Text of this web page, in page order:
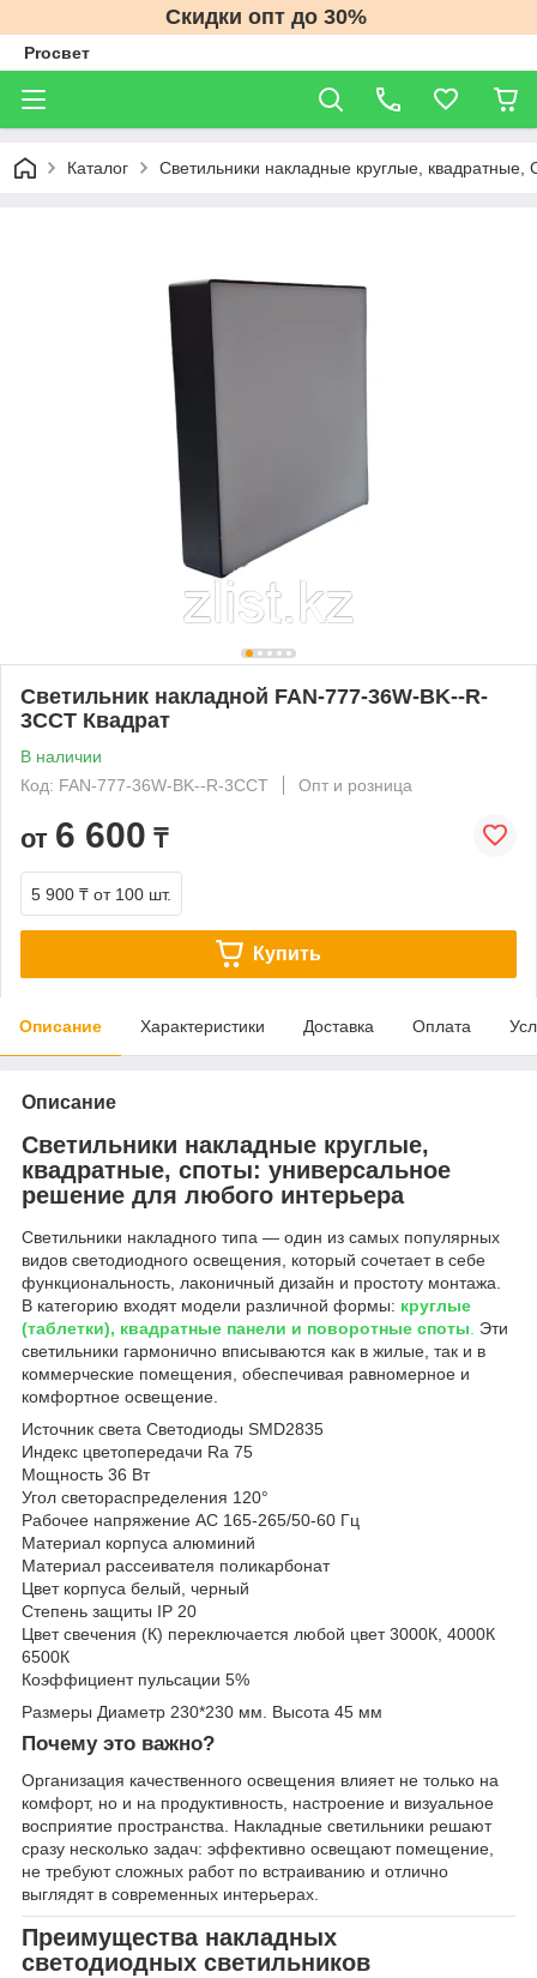
Скидки опт до 30%
Proсвет
Каталог Светильники накладные круглые, квадратные,
Светильник накладной FAN-777-36W-BK--R-
3CCT Квадрат
В наличии
Код: FAN-777-36W-BK--R-3CCT
Опт и розница
от 6 600 ₸
5 900 ₸ от 100 шт.
Купить
Описание Характеристики Доставка Оплата
Описание
Светильники накладные круглые,
квадратные, споты: универсальное
решение для любого интерьера
Светильники накладного типа — один из самых популярных
видов светодиодного освещения, который сочетает в себе
функциональность, лаконичный дизайн и простоту монтажа.
В категорию входят модели различной формы: круглые
(таблетки), квадратные панели и поворотные споты. Эти
светильники гармонично вписываются как в жилые, так и в
коммерческие помещения, обеспечивая равномерное и
комфортное освещение.
Источник света Светодиоды SMD2835
Индекс цветопередачи Ra 75
Мощность 36 Вт
Угол светораспределения 120°
Рабочее напряжение AC 165-265/50-60 Гц
Материал корпуса алюминий
Материал рассеивателя поликарбонат
Цвет корпуса белый, черный
Степень защиты IP 20
Цвет свечения (К) переключается любой цвет 3000К, 4000К
6500К
Коэффициент пульсации 5%
Размеры Диаметр 230*230 мм. Высота 45 мм
Почему это важно?
Организация качественного освещения влияет не только на
комфорт, но и на продуктивность, настроение и визуальное
восприятие пространства. Накладные светильники решают
сразу несколько задач: эффективно освещают помещение,
не требуют сложных работ по встраиванию и отлично
выглядят в современных интерьерах.
Преимущества накладных
светодиодных светильников